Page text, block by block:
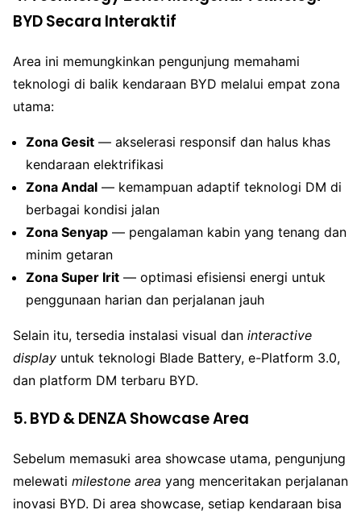
BYD Secara Interaktif
Area ini memungkinkan pengunjung memahami
teknologi di balik kendaraan BYD melalui empat zona
utama:
Zona Gesit — akselerasi responsif dan halus khas
kendaraan elektrifikasi
Zona Andal — kemampuan adaptif teknologi DM di
berbagai kondisi jalan
Zona Senyap — pengalaman kabin yang tenang dan
minim getaran
Zona Super Irit — optimasi efisiensi energi untuk
penggunaan harian dan perjalanan jauh
Selain itu, tersedia instalasi visual dan interactive
display untuk teknologi Blade Battery, e-Platform 3.0,
dan platform DM terbaru BYD.
5. BYD & DENZA Showcase Area
Sebelum memasuki area showcase utama, pengunjung
melewati milestone area yang menceritakan perjalanan
inovasi BYD. Di area showcase, setiap kendaraan bisa